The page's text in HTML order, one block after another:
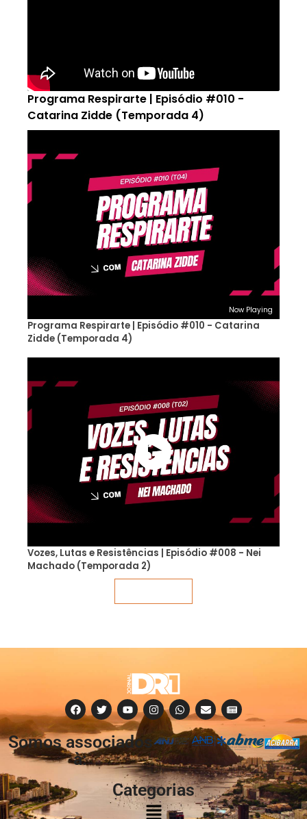
Programa Respirarte | Episódio #010 -
Catarina Zidde (Temporada 4)
Now Playing
Programa Respirarte | Episódio #010 - Catarina
Zidde (Temporada 4)
Vozes, Lutas e Resistências | Episódio #008 - Nei
Machado (Temporada 2)
Somos associados
à:
Categorias